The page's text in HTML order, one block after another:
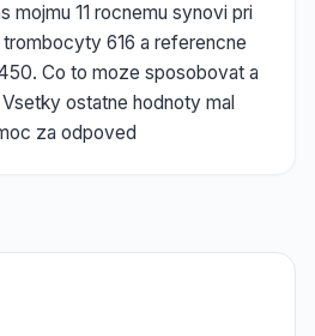
mojmu 11 rocnemu synovi pri
616 a referencne
Co to moze sposobovat a
ostatne hodnoty mal
za odpoved